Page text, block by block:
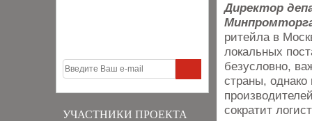
УЧАСТНИКИ ПРОЕКТА
Директор
ритейла в
локальных
безусловно,
страны, однако
сократит